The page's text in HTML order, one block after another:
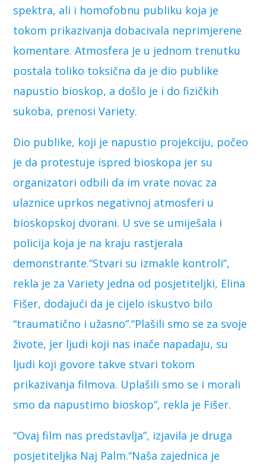
spektra, ali i homofobnu publiku koja je
tokom prikazivanja dobacivala neprimjerene
komentare. Atmosfera je u jednom trenutku
postala toliko toksična da je dio publike
napustio bioskop, a došlo je i do fizičkih
sukoba, prenosi Variety.
Dio publike, koji je napustio projekciju, počeo
je da protestuje ispred bioskopa jer su
organizatori odbili da im vrate novac za
ulaznice uprkos negativnoj atmosferi u
bioskopskoj dvorani. U sve se umiješala i
policija koja je na kraju rastjerala
demonstrante.“Stvari su izmakle kontroli”,
rekla je za Variety jedna od posjetiteljki, Elina
Fišer, dodajući da je cijelo iskustvo bilo
“traumatično i užasno”.“Plašili smo se za svoje
živote, jer ljudi koji nas inače napadaju, su
ljudi koji govore takve stvari tokom
prikazivanja filmova. Uplašili smo se i morali
smo da napustimo bioskop”, rekla je Fišer.
“Ovaj film nas predstavlja”, izjavila je druga
posjetiteljka Naj Palm.“Naša zajednica je